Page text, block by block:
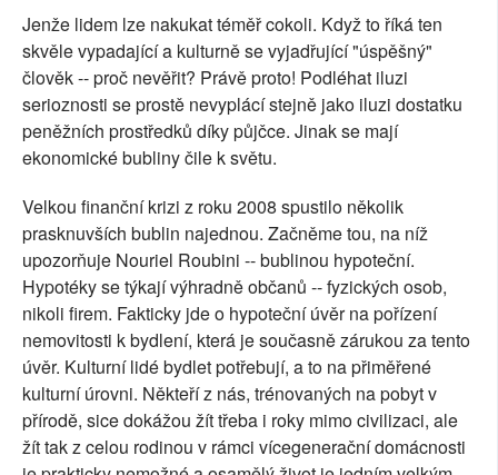
Jenže lidem lze nakukat téměř cokoli. Když to říká ten
skvěle vypadající a kulturně se vyjadřující "úspěšný"
člověk -- proč nevěřit? Právě proto! Podléhat iluzi
serioznosti se prostě nevyplácí stejně jako iluzi dostatku
peněžních prostředků díky půjčce. Jinak se mají
ekonomické bubliny čile k světu.
Velkou finanční krizi z roku 2008 spustilo několik
prasknuvších bublin najednou. Začněme tou, na níž
upozorňuje Nouriel Roubini -- bublinou hypoteční.
Hypotéky se týkají výhradně občanů -- fyzických osob,
nikoli firem. Fakticky jde o hypoteční úvěr na pořízení
nemovitosti k bydlení, která je současně zárukou za tento
úvěr. Kulturní lidé bydlet potřebují, a to na přiměřené
kulturní úrovni. Někteří z nás, trénovaných na pobyt v
přírodě, sice dokážou žít třeba i roky mimo civilizaci, ale
žít tak z celou rodinou v rámci vícegenerační domácnosti